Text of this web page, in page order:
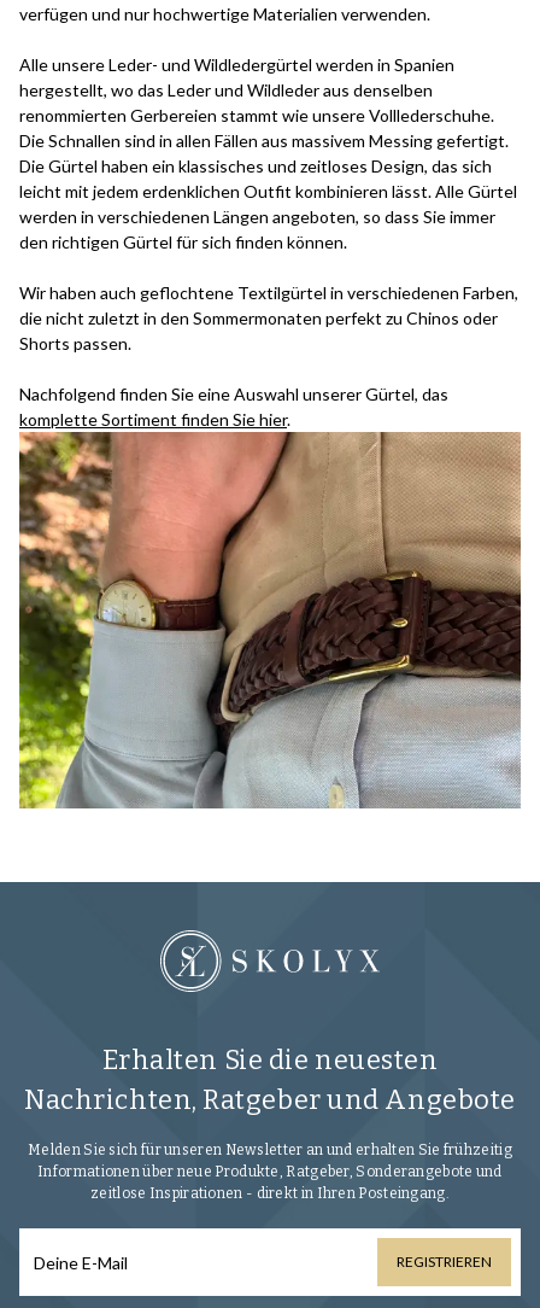
verfügen und nur hochwertige Materialien verwenden.
Alle unsere Leder- und Wildledergürtel werden in Spanien
hergestellt, wo das Leder und Wildleder aus denselben
renommierten Gerbereien stammt wie unsere Volllederschuhe.
Die Schnallen sind in allen Fällen aus massivem Messing gefertigt.
Die Gürtel haben ein klassisches und zeitloses Design, das sich
leicht mit jedem erdenklichen Outfit kombinieren lässt. Alle Gürtel
werden in verschiedenen Längen angeboten, so dass Sie immer
den richtigen Gürtel für sich finden können.
Wir haben auch geflochtene Textilgürtel in verschiedenen Farben,
die nicht zuletzt in den Sommermonaten perfekt zu Chinos oder
Shorts passen.
Nachfolgend finden Sie eine Auswahl unserer Gürtel, das
komplette Sortiment finden Sie hier.
Erhalten Sie die neuesten
Nachrichten, Ratgeber und Angebote
Melden Sie sich für unseren Newsletter an und erhalten Sie frühzeitig
Informationen über neue Produkte, Ratgeber, Sonderangebote und
zeitlose Inspirationen - direkt in Ihren Posteingang.
REGISTRIEREN